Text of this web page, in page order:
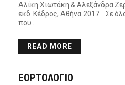
Αλίκη Χιωτάκη & Αλεξάνδρα
εκδ. Κέδρος, Αθήνα 2017. Σε
που…
READ MORE
ΕΟΡΤΟΛΟΓΙΟ